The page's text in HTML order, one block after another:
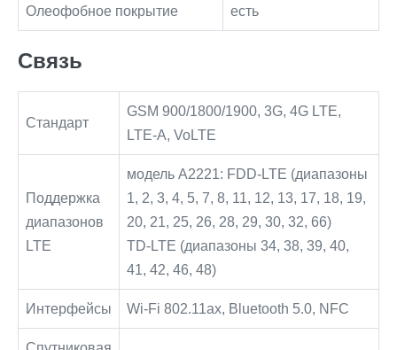
Олеофобное покрытие есть
Связь
Стандарт
GSM 900/1800/1900, 3G, 4G LTE,
LTE-A, VoLTE
Поддержка
диапазонов
LTE
модель A2221: FDD‑LTE (диапазоны
1, 2, 3, 4, 5, 7, 8, 11, 12, 13, 17, 18, 19,
20, 21, 25, 26, 28, 29, 30, 32, 66)
TD‑LTE (диапазоны 34, 38, 39, 40,
41, 42, 46, 48)
Интерфейсы Wi-Fi 802.11ax, Bluetooth 5.0, NFC